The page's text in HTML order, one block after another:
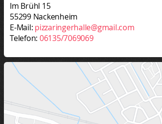
Im Brühl 15
55299 Nackenheim
E-Mail: pizzaringerhalle@gmail.com
Telefon: 06135/7069069